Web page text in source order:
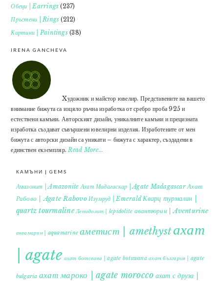
Обеци | Earrings (237)
Пръстени | Rings (212)
Картини | Paintings(38)
IRENA GANCHEVA
Xудожник и майстор ювелир. Представените на вашето
внимание бижута са изцяло ръчна изработка от сребро проба 925 и
естествени камъни. Авторският дизайн, уникалните камъни и прецизната
изработка създават съвършени ювелирни изделия. Изработените от мен
бижута с авторски дизайн са уникати – бижута с характер, създадени в
единствен екземпляр.Read More…
КАМЪНИ | GEMS
Амазонит | Amazonite Ахат Мадагаскар | Agate Madagascar Ахат
Рабово | Agate Rabovo Изумруд | Emerald Кварц турмалин |
quartz tourmaline Лепидолит | lepidolite авантюрин | Aventurine
аквамарин | aquamarine аметист | amethystахат
| agate ахат ботсвана | agate botswana ахат българия | agate
bulgaria ахат мароко | agate morocco ахат с друза |